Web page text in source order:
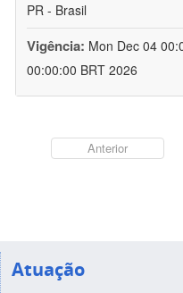
PR - Brasil
Vigência: Mon Dec 04
00:00:00 BRT 2026
Anterior
Atuação